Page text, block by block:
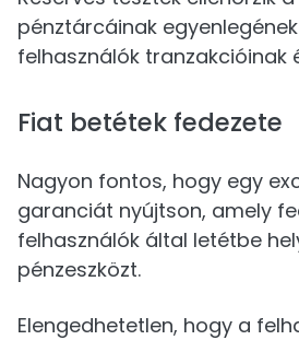
pénztárcáinak
felhasználók tranzakcióinak
Fiat betétek fedezete
Nagyon fontos, hogy egy
garanciát nyújtson, amely
felhasználók által letétbe
pénzeszközt.
Elengedhetetlen, hogy a